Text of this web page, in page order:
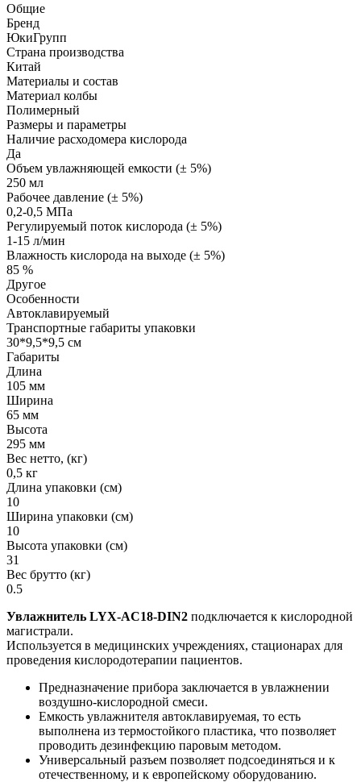
Общие
Бренд
ЮкиГрупп
Страна производства
Китай
Материалы и состав
Материал колбы
Полимерный
Размеры и параметры
Наличие расходомера кислорода
Да
Объем увлажняющей емкости (± 5%)
250 мл
Рабочее давление (± 5%)
0,2-0,5 МПа
Регулируемый поток кислорода (± 5%)
1-15 л/мин
Влажность кислорода на выходе (± 5%)
85 %
Другое
Особенности
Автоклавируемый
Транспортные габариты упаковки
30*9,5*9,5 см
Габариты
Длина
105 мм
Ширина
65 мм
Высота
295 мм
Вес нетто, (кг)
0,5 кг
Длина упаковки (см)
10
Ширина упаковки (см)
10
Высота упаковки (см)
31
Вес брутто (кг)
0.5
Увлажнитель LYX-AC18-DIN2 подключается к кислородной
магистрали.
Используется в медицинских учреждениях, стационарах для
проведения кислородотерапии пациентов.
Предназначение прибора заключается в увлажнении
воздушно-кислородной смеси.
Емкость увлажнителя автоклавируемая, то есть
выполнена из термостойкого пластика, что позволяет
проводить дезинфекцию паровым методом.
Универсальный разъем позволяет подсоединяться и к
отечественному, и к европейскому оборудованию.